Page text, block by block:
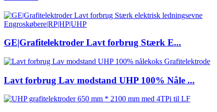
GE|Grafitelektroder Lavt forbrug Stærk E...
Lavt forbrug Lav modstand UHP 100% Nåle ...